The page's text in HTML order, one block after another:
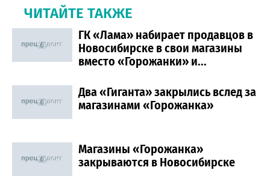
ЧИТАЙТЕ ТАКЖЕ
ГК «Лама» набирает продавцов в
Новосибирске в свои магазины
вместо «Горожанки» и...
Два «Гиганта» закрылись вслед за
магазинами «Горожанка»
Магазины «Горожанка»
закрываются в Новосибирске